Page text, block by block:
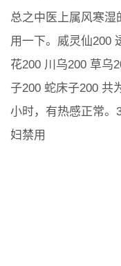
总之中医上属风寒湿
用一下。威灵仙200
花200 川乌200 草乌
子200 蛇床子200 共
小时，有热感正常。
妇禁用